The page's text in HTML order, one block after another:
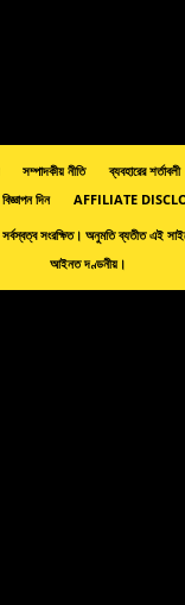
সম্পাদকীয় নীতি ব্যবহারের শর্তাবলী
বিজ্ঞাপন দিন
AFFILIATE
সংরক্ষিত। অনুমতি ব্যতীত এই
আইনত দণ্ডনীয়।